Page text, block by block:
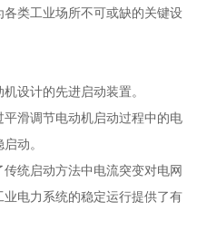
类工业场所不可或缺的关键设
设计的先进启动装置。
滑调节电动机启动过程中的电
动。
统启动方法中电流突变对电网
电力系统的稳定运行提供了有